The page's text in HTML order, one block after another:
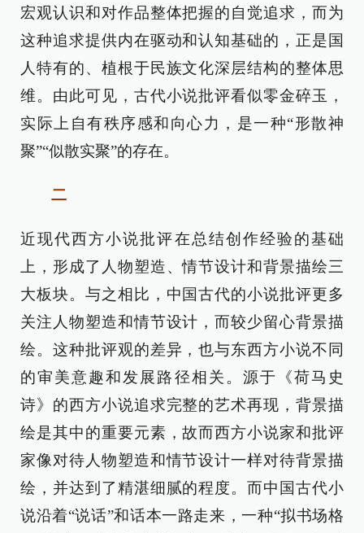
宏观认识和对作品整体把握的自觉追求，而为
这种追求提供内在驱动和认知基础的，正是国
人特有的、植根于民族文化深层结构的整体思
维。由此可见，古代小说批评看似零金碎玉，
实际上自有秩序感和向心力，是一种“形散神
聚”“似散实聚”的存在。
二
近现代西方小说批评在总结创作经验的基础
上，形成了人物塑造、情节设计和背景描绘三
大板块。与之相比，中国古代的小说批评更多
关注人物塑造和情节设计，而较少留心背景描
绘。这种批评观的差异，也与东西方小说不同
的审美意趣和发展路径相关。源于《荷马史
诗》的西方小说追求完整的艺术再现，背景描
绘是其中的重要元素，故而西方小说家和批评
家像对待人物塑造和情节设计一样对待背景描
绘，并达到了精湛细腻的程度。而中国古代小
说沿着“说话”和话本一路走来，一种“拟书场格